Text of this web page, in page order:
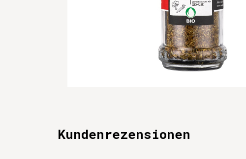
Kundenrezensionen